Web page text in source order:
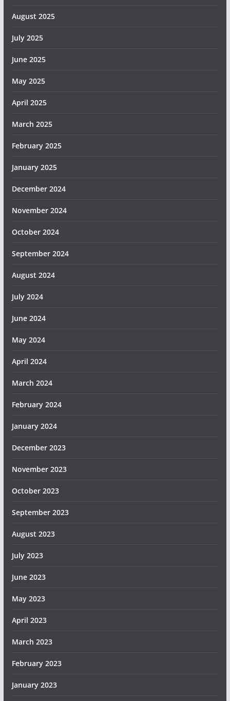
August 2025
July 2025
June 2025
May 2025
April 2025
March 2025
February 2025
January 2025
December 2024
November 2024
October 2024
September 2024
August 2024
July 2024
June 2024
May 2024
April 2024
March 2024
February 2024
January 2024
December 2023
November 2023
October 2023
September 2023
August 2023
July 2023
June 2023
May 2023
April 2023
March 2023
February 2023
January 2023